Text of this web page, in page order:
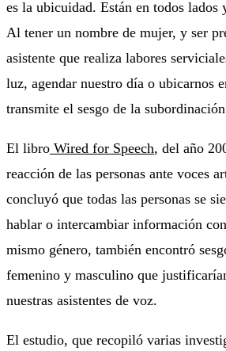
es la ubicuidad. Están en todos lados
Al tener un nombre de mujer, y ser
asistente que realiza labores
luz, agendar nuestro día o ubicarnos
transmite el sesgo de la
El libro Wired for Speech, del año
reacción de las personas ante voces
concluyó que todas las personas se
hablar o intercambiar información
mismo género, también encontró
femenino y masculino que
nuestras asistentes de voz.
El estudio, que recopiló varias